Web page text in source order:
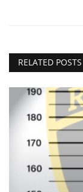
RELATED POSTS